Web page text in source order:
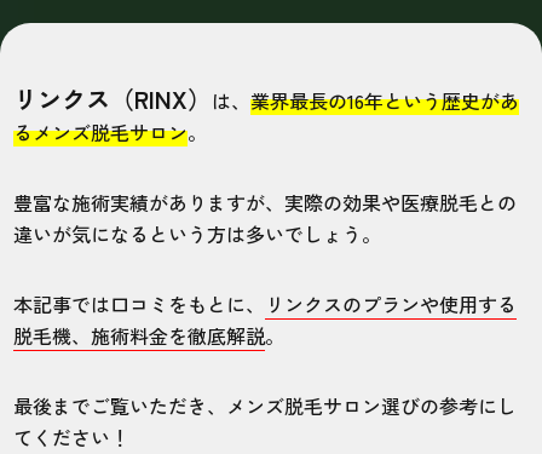
リンクス（RINX） は、業界最長の16年という歴史があ
るメンズ脱毛サロン。
豊富な施術実績がありますが、実際の効果や医療脱毛との
違いが気になるという方は多いでしょう。
本記事では口コミをもとに、
リンクスのプランや使用する
脱毛機、施術料金を徹底解説。
最後までご覧いただき、メンズ脱毛サロン選びの参考にし
てください！